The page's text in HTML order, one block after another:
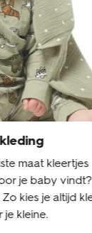
maat kleertjes
je baby
kies je altijd
kleine.